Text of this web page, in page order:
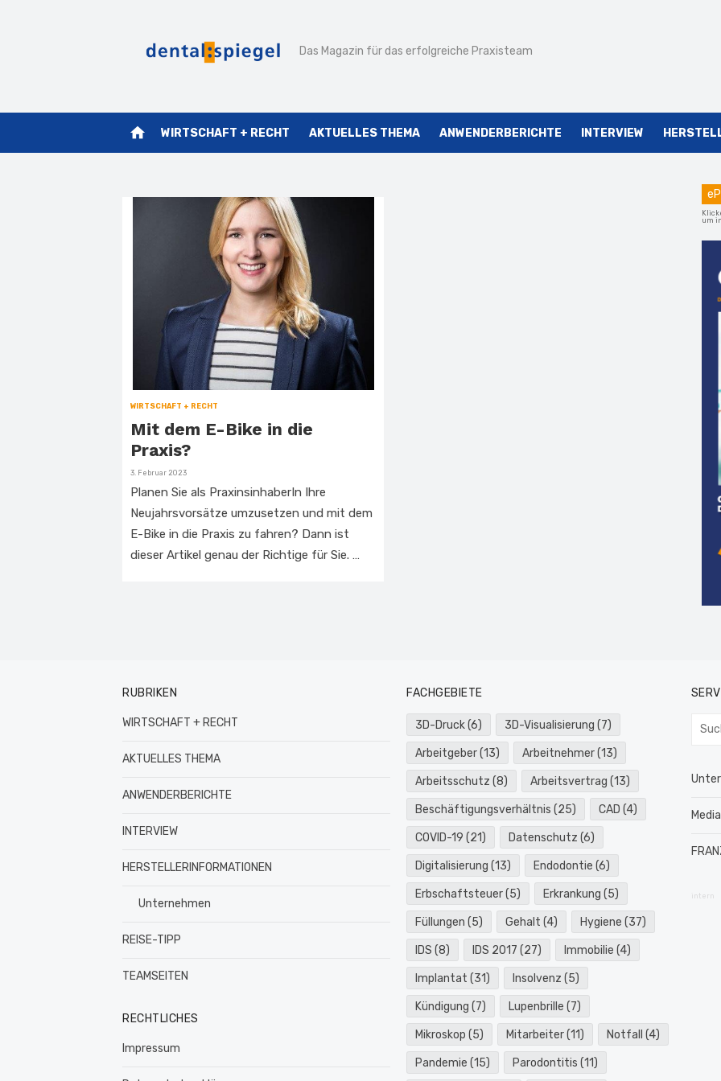
Das Magazin für das erfolgreiche Praxisteam
home WIRTSCHAFT + RECHT AKTUELLES THEMA ANWENDERBERICHTE INTERVIEW
WIRTSCHAFT + RECHT
Mit dem E-Bike in die
Praxis?
Veröffentlicht
3. Februar 2023
Planen Sie als PraxinsinhaberIn Ihre
Neujahrsvorsätze umzusetzen und mit dem
E-Bike in die Praxis zu fahren? Dann ist
dieser Artikel genau der Richtige für Sie. …
um
RUBRIKEN
WIRTSCHAFT + RECHT
AKTUELLES THEMA
ANWENDERBERICHTE
INTERVIEW
HERSTELLERINFORMATIONEN
Unternehmen
REISE-TIPP
TEAMSEITEN
RECHTLICHES
Impressum
FACHGEBIETE
3D-Druck(6) 3D-Visualisierung (7)
Arbeitgeber(13) Arbeitnehmer(13)
Arbeitsschutz (8) Arbeitsvertrag (13)
Beschäftigungsverhältnis (25) CAD (4)
COVID-19 (21) Datenschutz (6)
Digitalisierung (13) Endodontie (6)
Erbschaftsteuer(5) Erkrankung (5)
Füllungen (5) Gehalt (4) Hygiene (37)
IDS (8) IDS 2017 (27) Immobilie (4)
Implantat (31) Insolvenz (5)
Kündigung (7) Lupenbrille (7)
Mikroskop (5) Mitarbeiter(11) Notfall (4)
Pandemie (15) Parodontitis (11)
intern